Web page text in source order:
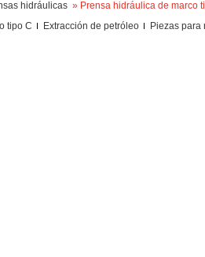
hidráulicas » Prensa hidráulica de marco
tipo C
Extracción de petróleo Piezas para